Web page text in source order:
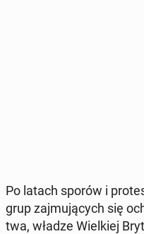
Po latach sporów i
grup zaj­mu­ją­cych się
twa, władze Wiel­kiej